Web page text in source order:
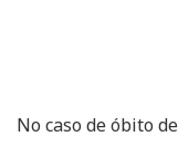
No caso de óbito